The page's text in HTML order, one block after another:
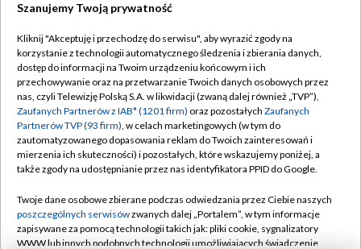
TVP
Abonament TVP
Emisja w TVP
Centrum informacji TVP
Naziemna Telewizja Cyfrowa
Rada Programowa
System NOS
Regulamin TVP
Polityka prywatności
Moje zgody
Pomoc
Kontakt
Szanujemy Twoją prywatność
Kliknij "Akceptuję i przechodzę do serwisu", aby wyrazić zgody na
korzystanie z technologii automatycznego śledzenia i zbierania danych,
dostęp do informacji na Twoim urządzeniu końcowym i ich
przechowywanie oraz na przetwarzanie Twoich danych osobowych przez
nas, czyli Telewizję Polską S.A. w likwidacji (zwaną dalej również „TVP”),
Zaufanych Partnerów z IAB* (1201 firm) oraz pozostałych Zaufanych
Partnerów TVP (93 firm), w celach marketingowych (w tym do
zautomatyzowanego dopasowania reklam do Twoich zainteresowań i
mierzenia ich skuteczności) i pozostałych, które wskazujemy poniżej, a
także zgody na udostępnianie przez nas identyfikatora PPID do Google.
Twoje dane osobowe zbierane podczas odwiedzania przez Ciebie naszych
poszczególnych serwisówzwanych dalej „Portalem”, w tym informacje
zapisywane za pomocą technologii takich jak: pliki cookie, sygnalizatory
WWW lub innych podobnych technologii umożliwiających świadczenie